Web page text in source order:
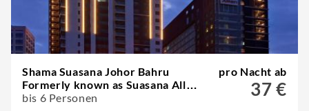
Shama Suasana Johor Bahru
Formerly known as Suasana All
Suites Hotels Johor Bahru
bis 6 Personen
pro Nacht ab
37 €